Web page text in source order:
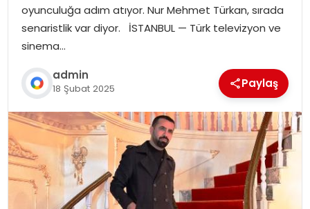
oyunculuğa adım atıyor. Nur Mehmet Türkan, sırada
senaristlik var diyor. İSTANBUL — Türk televizyon ve
sinema…
admin
18 Şubat 2025 Paylaş